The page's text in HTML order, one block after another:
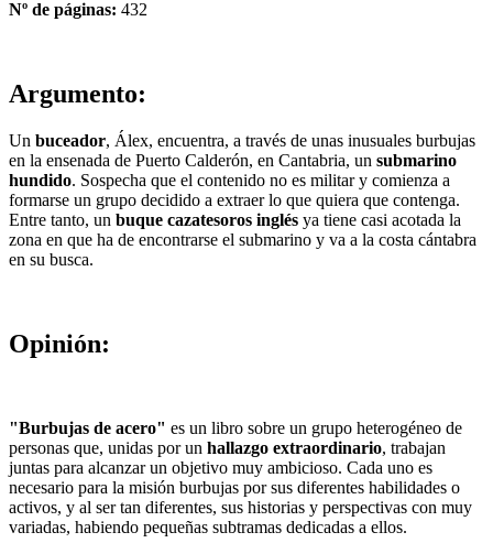
Nº de páginas: 432
Argumento:
Un buceador, Álex, encuentra, a través de unas inusuales burbujas
en la ensenada de Puerto Calderón, en Cantabria, un submarino
hundido. Sospecha que el contenido no es militar y comienza a
formarse un grupo decidido a extraer lo que quiera que contenga.
Entre tanto, un buque cazatesoros inglés ya tiene casi acotada la
zona en que ha de encontrarse el submarino y va a la costa cántabra
en su busca.
Opinión:
"Burbujas de acero" es un libro sobre un grupo heterogéneo de
personas que, unidas por un hallazgo extraordinario, trabajan
juntas para alcanzar un objetivo muy ambicioso. Cada uno es
necesario para la misión burbujas por sus diferentes habilidades o
activos, y al ser tan diferentes, sus historias y perspectivas con muy
variadas, habiendo pequeñas subtramas dedicadas a ellos.